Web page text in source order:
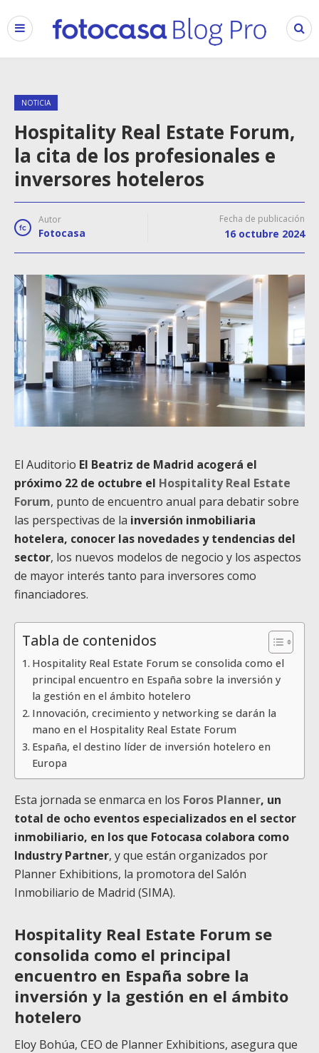
NOTICIA
Hospitality Real Estate Forum,
la cita de los profesionales e
inversores hoteleros
Autor
Fotocasa
Fecha de publicación
16 octubre 2024
El Auditorio El Beatriz de Madrid acogerá el
próximo 22 de octubre el Hospitality Real Estate
Forum, punto de encuentro anual para debatir sobre
las perspectivas de la inversión inmobiliaria
hotelera, conocer las novedades y tendencias del
sector, los nuevos modelos de negocio y los aspectos
de mayor interés tanto para inversores como
financiadores.
Tabla de contenidos
Hospitality Real Estate Forum se consolida como el
principal encuentro en España sobre la inversión y
la gestión en el ámbito hotelero
Innovación, crecimiento y networking se darán la
mano en el Hospitality Real Estate Forum
España, el destino líder de inversión hotelero en
Europa
Esta jornada se enmarca en los Foros Planner, un
total de ocho eventos especializados en el sector
inmobiliario, en los que Fotocasa colabora como
Industry Partner, y que están organizados por
Planner Exhibitions, la promotora del Salón
Inmobiliario de Madrid (SIMA).
Hospitality Real Estate Forum se
consolida como el principal
encuentro en España sobre la
inversión y la gestión en el ámbito
hotelero
Eloy Bohúa, CEO de Planner Exhibitions, asegura que